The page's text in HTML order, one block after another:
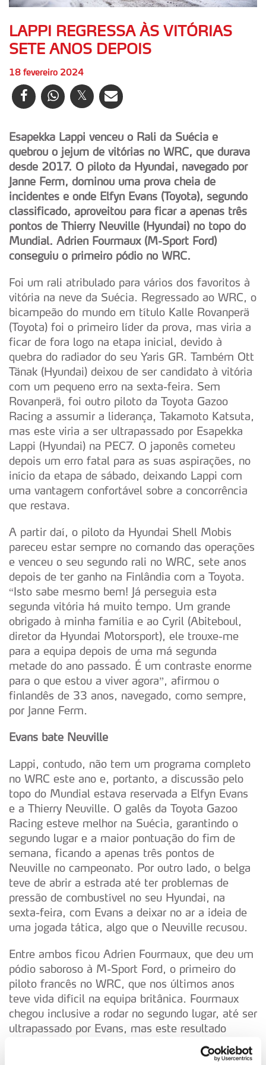
LAPPI REGRESSA ÀS VITÓRIAS
SETE ANOS DEPOIS
18 fevereiro 2024
Esapekka Lappi venceu o Rali da Suécia e
quebrou o jejum de vitórias no WRC, que durava
desde 2017. O piloto da Hyundai, navegado por
Janne Ferm, dominou uma prova cheia de
incidentes e onde Elfyn Evans (Toyota), segundo
classificado, aproveitou para ficar a apenas três
pontos de Thierry Neuville (Hyundai) no topo do
Mundial. Adrien Fourmaux (M-Sport Ford)
conseguiu o primeiro pódio no WRC.
Foi um rali atribulado para vários dos favoritos à
vitória na neve da Suécia. Regressado ao WRC, o
bicampeão do mundo em título Kalle Rovanperä
(Toyota) foi o primeiro líder da prova, mas viria a
ficar de fora logo na etapa inicial, devido à
quebra do radiador do seu Yaris GR. Também Ott
Tänak (Hyundai) deixou de ser candidato à vitória
com um pequeno erro na sexta-feira. Sem
Rovanperä, foi outro piloto da Toyota Gazoo
Racing a assumir a liderança, Takamoto Katsuta,
mas este viria a ser ultrapassado por Esapekka
Lappi (Hyundai) na PEC7. O japonês cometeu
depois um erro fatal para as suas aspirações, no
início da etapa de sábado, deixando Lappi com
uma vantagem confortável sobre a concorrência
que restava.
A partir daí, o piloto da Hyundai Shell Mobis
pareceu estar sempre no comando das operações
e venceu o seu segundo rali no WRC, sete anos
depois de ter ganho na Finlândia com a Toyota.
“Isto sabe mesmo bem! Já perseguia esta
segunda vitória há muito tempo. Um grande
obrigado à minha família e ao Cyril (Abiteboul,
diretor da Hyundai Motorsport), ele trouxe-me
para a equipa depois de uma má segunda
metade do ano passado. É um contraste enorme
para o que estou a viver agora”, afirmou o
finlandês de 33 anos, navegado, como sempre,
por Janne Ferm.
Evans bate Neuville
Lappi, contudo, não tem um programa completo
no WRC este ano e, portanto, a discussão pelo
topo do Mundial estava reservada a Elfyn Evans
e a Thierry Neuville. O galês da Toyota Gazoo
Racing esteve melhor na Suécia, garantindo o
segundo lugar e a maior pontuação do fim de
semana, ficando a apenas três pontos de
Neuville no campeonato. Por outro lado, o belga
teve de abrir a estrada até ter problemas de
pressão de combustível no seu Hyundai, na
sexta-feira, com Evans a deixar no ar a ideia de
uma jogada tática, algo que o Neuville recusou.
Entre ambos ficou Adrien Fourmaux, que deu um
pódio saboroso à M-Sport Ford, o primeiro do
piloto francês no WRC, que nos últimos anos
teve vida difícil na equipa britânica. Fourmaux
chegou inclusive a rodar no segundo lugar, até ser
ultrapassado por Evans, mas este resultado
campeonato, logo na frente de Sébastien Ogier,